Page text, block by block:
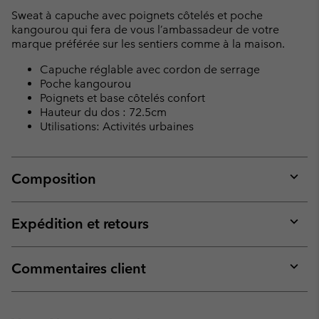
Sweat à capuche avec poignets côtelés et poche
kangourou qui fera de vous l’ambassadeur de votre
marque préférée sur les sentiers comme à la maison.
Capuche réglable avec cordon de serrage
Poche kangourou
Poignets et base côtelés confort
Hauteur du dos : 72.5cm
Utilisations: Activités urbaines
Composition
or
Expédition et retours
or
Commentaires client
or